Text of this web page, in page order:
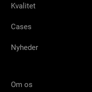
Kvalitet
Cases
Nyheder
Om os